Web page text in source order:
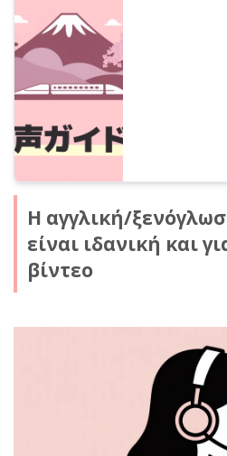
Η αγγλική/
είναι ιδανική και
βίντεο